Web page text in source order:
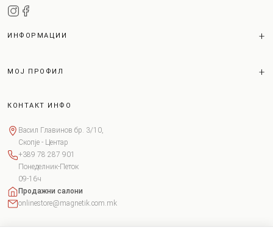
ИНФОРМАЦИИ
МОЈ ПРОФИЛ
КОНТАКТ ИНФО
Васил Главинов бр. 3/10,
Скопје - Центар
+389 78 287 901
Понеделник-Петок
09-16ч
Продажни салони
onlinestore@magnetik.com.mk